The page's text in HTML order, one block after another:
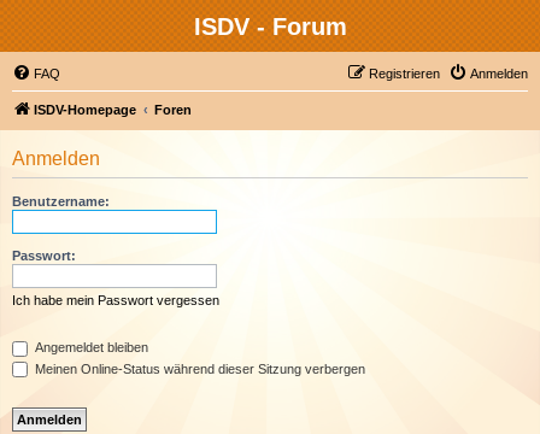
ISDV - Forum
FAQ Anmelden
Registrieren
ISDV-Homepage Foren
Anmelden
Benutzername:
Passwort:
Ich habe mein Passwort vergessen
Angemeldet bleiben
Meinen Online-Status während dieser Sitzung verbergen